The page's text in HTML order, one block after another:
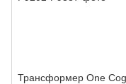
Трансформер One Cog